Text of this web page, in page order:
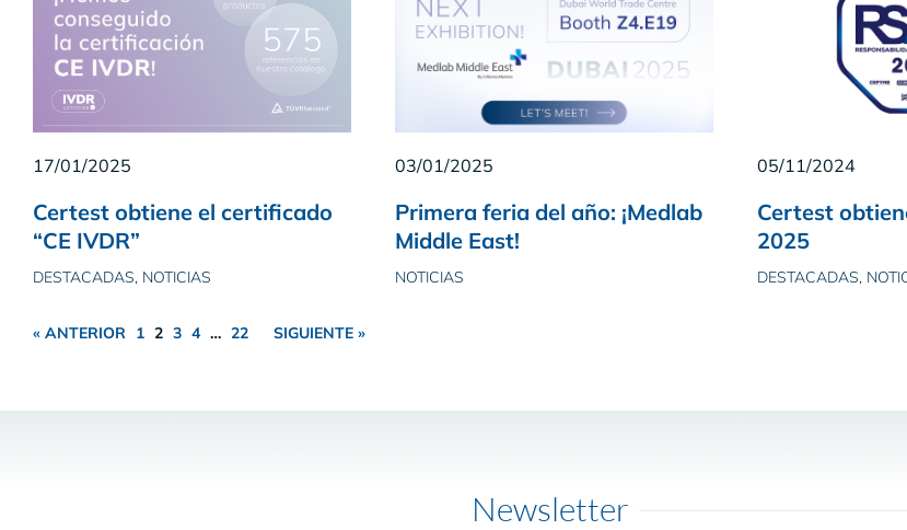
17/01/2025
Certest obtiene el certificado
“CE IVDR”
DESTACADAS, NOTICIAS
03/01/2025
Primera feria del año: ¡Medlab
Middle East!
NOTICIAS
05/11/2024
Certest
2025
DESTACADAS,
« ANTERIOR 1 2 3 4 … 22 SIGUIENTE »
Newsletter